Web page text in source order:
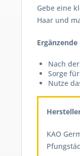
Gebe eine
Haar und
Nach
Sorge
Nutze
KAO